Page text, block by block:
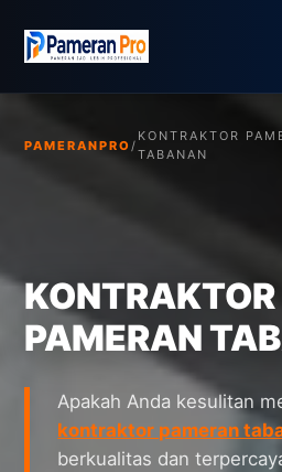
PAMERANPRO /
KONTRAKTOR
TABANAN
KONTRAKTOR
PAMERAN
Apakah Anda kesulitan
kontraktor pameran
berkualitas dan